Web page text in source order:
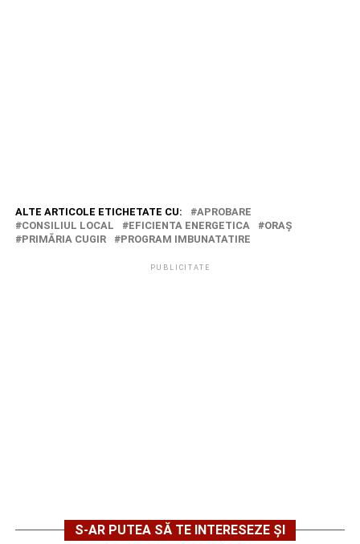
ALTE ARTICOLE ETICHETATE CU:
APROBARE
CONSILIUL LOCAL
EFICIENTA ENERGETICA
ORAŞ
PRIMĂRIA CUGIR
PROGRAM IMBUNATATIRE
PUBLICITATE
S-AR PUTEA SĂ TE INTERESEZE ȘI